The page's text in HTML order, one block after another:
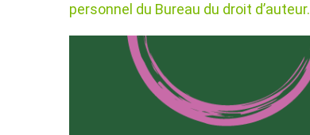
personnel du Bureau du droit d’auteur.